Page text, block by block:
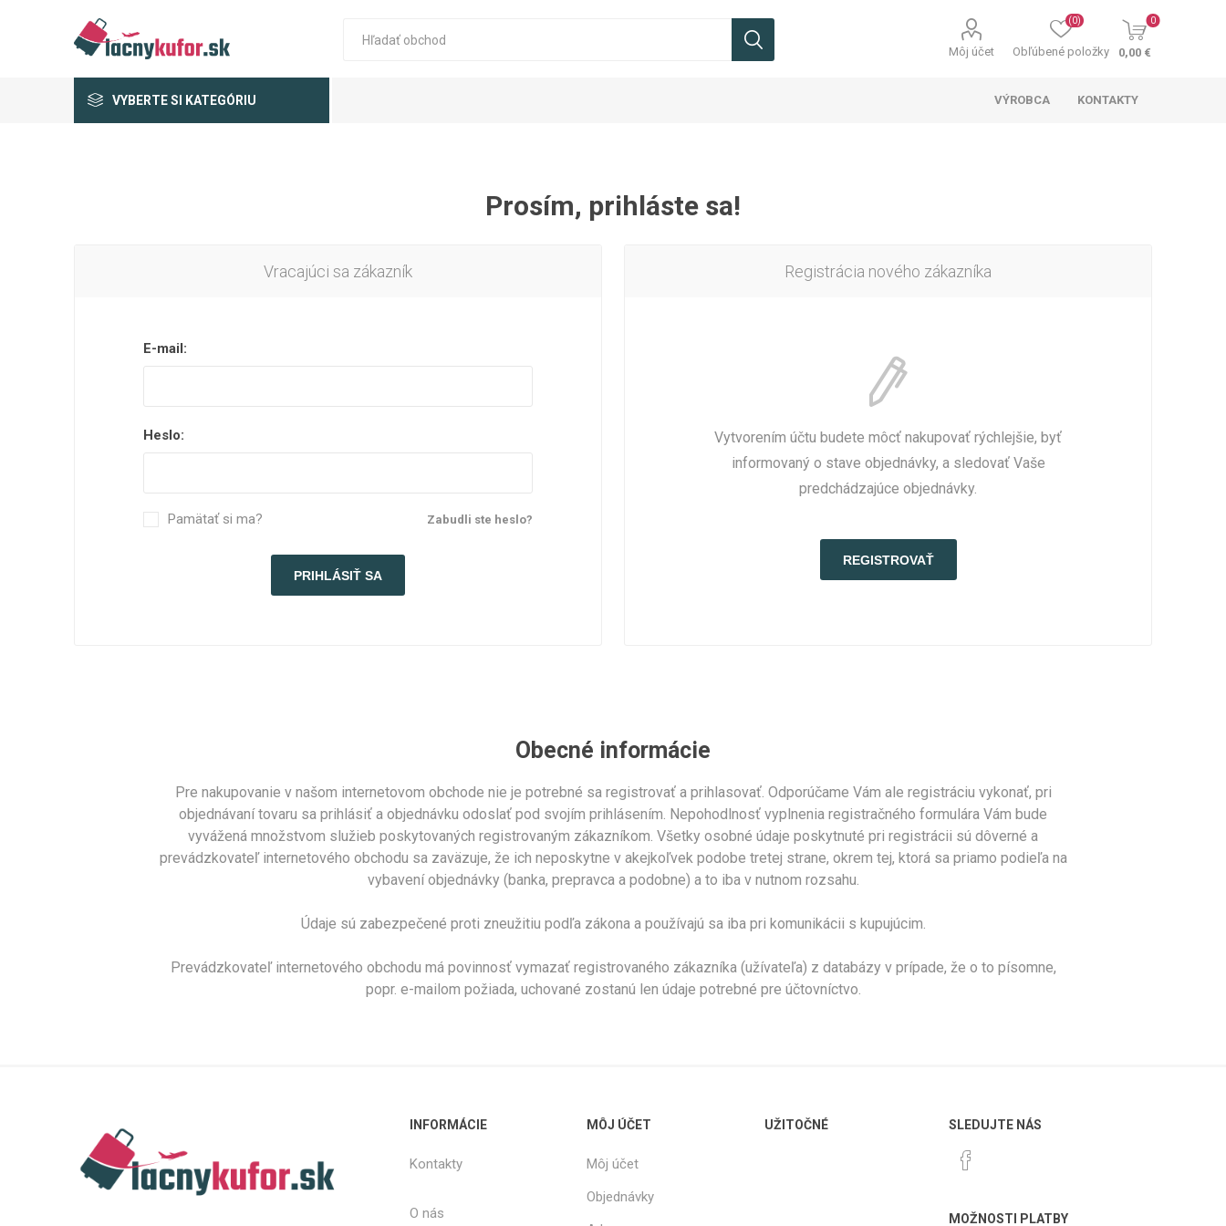
Môj účet Obľúbené položky
(0) 0
0,00 €
VYBERTE SI KATEGÓRIU VÝROBCA KONTAKTY
Prosím, prihláste sa!
Registrácia nového zákazníka
Vytvorením účtu budete môcť nakupovať rýchlejšie, byť
informovaný o stave objednávky, a sledovať Vaše
predchádzajúce objednávky.
Vracajúci sa zákazník
E-mail:
Heslo:
Zabudli ste heslo?
Pamätať si ma?
Obecné informácie
Pre nakupovanie v našom internetovom obchode nie je potrebné sa registrovať a prihlasovať. Odporúčame Vám ale registráciu vykonať, pri
objednávaní tovaru sa prihlásiť a objednávku odoslať pod svojím prihlásením. Nepohodlnosť vyplnenia registračného formulára Vám bude
vyvážená množstvom služieb poskytovaných registrovaným zákazníkom. Všetky osobné údaje poskytnuté pri registrácii sú dôverné a
prevádzkovateľ internetového obchodu sa zaväzuje, že ich neposkytne v akejkoľvek podobe tretej strane, okrem tej, ktorá sa priamo podieľa na
vybavení objednávky (banka, prepravca a podobne) a to iba v nutnom rozsahu.
Údaje sú zabezpečené proti zneužitiu podľa zákona a používajú sa iba pri komunikácii s kupujúcim.
Prevádzkovateľ internetového obchodu má povinnosť vymazať registrovaného zákazníka (užívateľa) z databázy v prípade, že o to písomne,
popr. e-mailom požiada, uchované zostanú len údaje potrebné pre účtovníctvo.
INFORMÁCIE
Kontakty
O nás
MÔJ ÚČET
Môj účet
Objednávky
UŽITOČNÉ SLEDUJTE NÁS
MOŽNOSTI PLATBY